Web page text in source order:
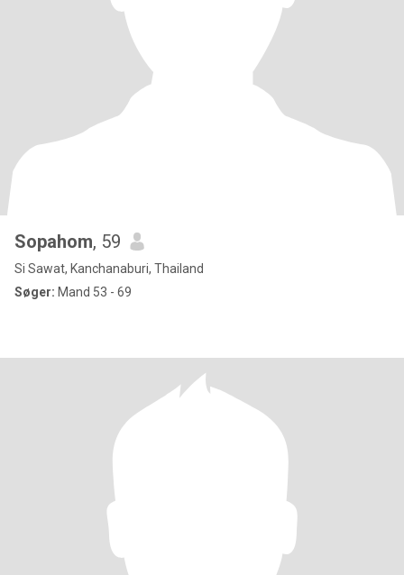
Sopahom, 59
Si Sawat, Kanchanaburi, Thailand
Søger: Mand 53 - 69